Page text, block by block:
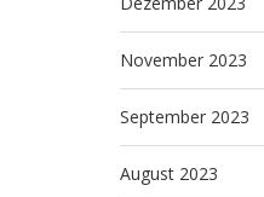
November 2023
September 2023
August 2023